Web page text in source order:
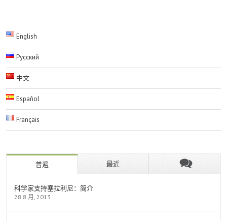
English
Русский
中文
Español
Français
普遍 最近
科学家支持塞拉利尼：简介
28 8 月, 2013